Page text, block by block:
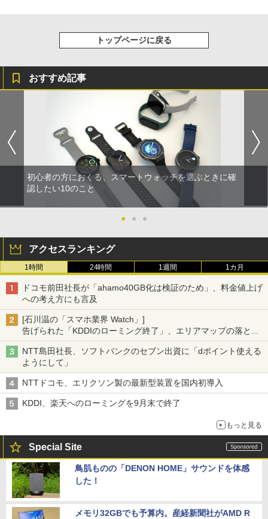
トップページに戻る
おすすめ記事
初心者の方におくる、スマートウォッチを選ぶときに確
認したい10のこと
● ● ●
アクセスランキング
1時間 24時間 1週間 1カ月
ドコモ前田社長が「ahamo40GB化は検証のため」、料金値上げ
への考え方にも言及
[石川温の「スマホ業界 Watch」]
告げられた「KDDIのローミング終了」、エリアマップの落とし
穴と楽天モバイルの課題
NTT島田社長、ソフトバンクのセブン出資に「dポイント使える
ようにして」
NTTドコモ、エリクソン製の最新型装置を国内初導入
KDDI、楽天へのローミングを9月末で終了
もっと見る
Special Site
鳥肌ものの「DENON HOME」サウンドを体感
した！
メモリ32GBでも予算内。産経新聞社がAMD R